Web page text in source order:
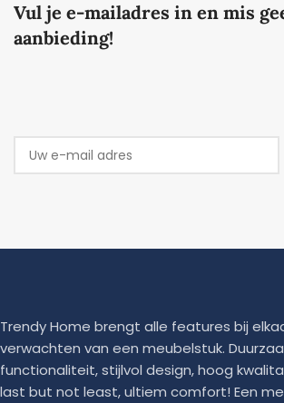
Vul je e-mailadres in en mis
aanbieding!
Trendy Home brengt alle features bij
verwachten van een meubelstuk.
functionaliteit, stijlvol design, hoog
last but not least, ultiem comfort! Een